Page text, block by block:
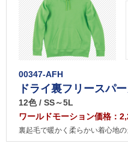
00347-AFH
ドライ裏フリースパ
12色 / SS～5L
ワールドモーション価格：
裏起毛で暖かく柔らかい着心地